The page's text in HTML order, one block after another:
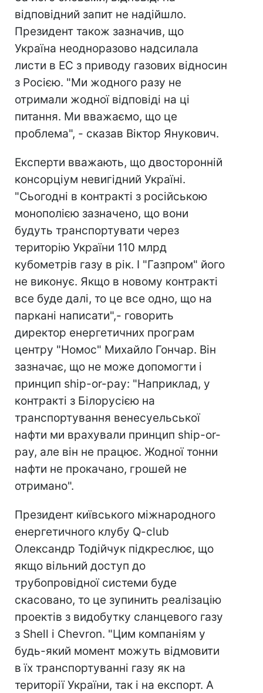
відповідний запит не надійшло.
Президент також зазначив, що
Україна неодноразово надсилала
листи в ЕС з приводу газових відносин
з Росією. "Ми жодного разу не
отримали жодної відповіді на ці
питання. Ми вважаємо, що це
проблема", - сказав Віктор Янукович.
Експерти вважають, що двосторонній
консорціум невигідний Україні.
"Сьогодні в контракті з російською
монополією зазначено, що вони
будуть транспортувати через
територію України 110 млрд
кубометрів газу в рік. І "Газпром" його
не виконує. Якщо в новому контракті
все буде далі, то це все одно, що на
паркані написати",- говорить
директор енергетичних програм
центру "Номос" Михайло Гончар. Він
зазначає, що не може допомогти і
принцип ship-or-pay: "Наприклад, у
контракті з Білорусією на
транспортування венесуельської
нафти ми врахували принцип ship-or-
pay, але він не працює. Жодної тонни
нафти не прокачано, грошей не
отримано".
Президент київського міжнародного
енергетичного клубу Q-club
Олександр Тодійчук підкреслює, що
якщо вільний доступ до
трубопровідної системи буде
скасовано, то це зупинить реалізацію
проектів з видобутку сланцевого газу
з Shell і Chevron. "Цим компаніям у
будь-який момент можуть відмовити
в їх транспортуванні газу як на
території України, так і на експорт. А